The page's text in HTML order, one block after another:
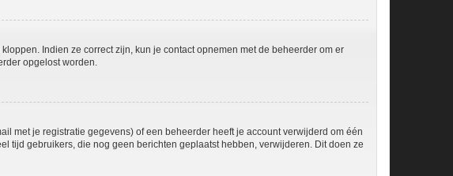
Indien ze correct zijn, kun je contact opnemen met de beheerder om er
opgelost worden.
met je registratie gegevens) of een beheerder heeft je account verwijderd om één
tijd gebruikers, die nog geen berichten geplaatst hebben, verwijderen. Dit doen ze